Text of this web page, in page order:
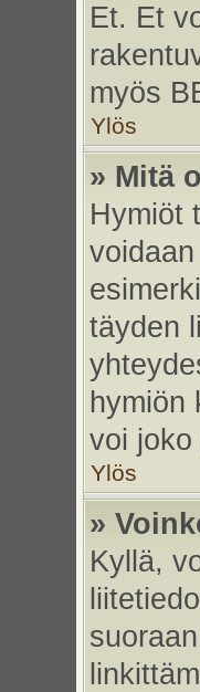
Et. Et
myös
Ylös
» Mitä
Hymiöt
täyden
hymiön
voi
Ylös
»
Kyllä,